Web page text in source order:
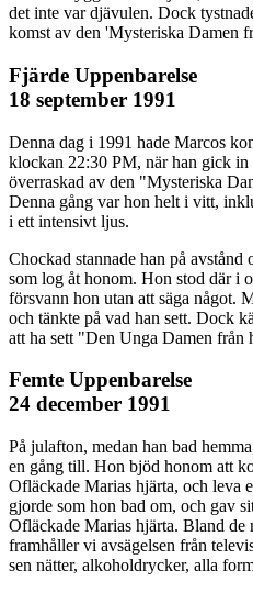
det inte var djävulen. Dock
komst av den 'Mysteriska Damen
Fjärde Uppenbarelse
18 september 1991
Denna dag i 1991 hade Marcos
klockan 22:30 PM, när han gick
överraskad av den "Mysteriska
Denna gång var hon helt i vitt,
i ett intensivt ljus.
Chockad stannade han på
som log åt honom. Hon stod där i
försvann hon utan att säga något.
och tänkte på vad han sett. Dock
att ha sett "Den Unga Damen från
Femte Uppenbarelse
24 december 1991
På julafton, medan han bad
en gång till. Hon bjöd honom att
Ofläckade Marias hjärta, och leva
gjorde som hon bad om, och gav
Ofläckade Marias hjärta. Bland de
framhåller vi avsägelsen från
sen nätter, alkoholdrycker, alla